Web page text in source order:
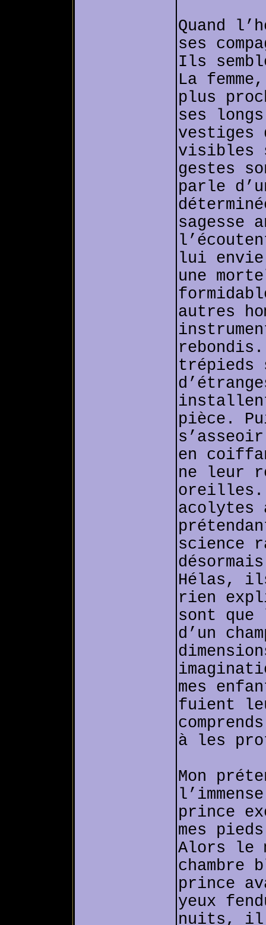
Quand
ses
Ils
La
plus
ses
vestiges
visibles
gestes
parle
sagesse
lui
une
autres
pièce.
en
ne leur
oreilles.
acolytes
science
Hélas,
rien
sont que
d’un
mes
fuient
à les
Mon
prince
mes
Alors le
chambre
prince
yeux
nuits, il